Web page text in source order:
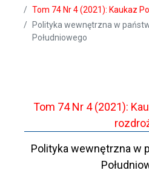
Tom 74 Nr 4 (2021): Kaukaz
Polityka wewnętrzna w
Południowego
Tom 74 Nr 4 (2021):
Polityka wewnętrzna w